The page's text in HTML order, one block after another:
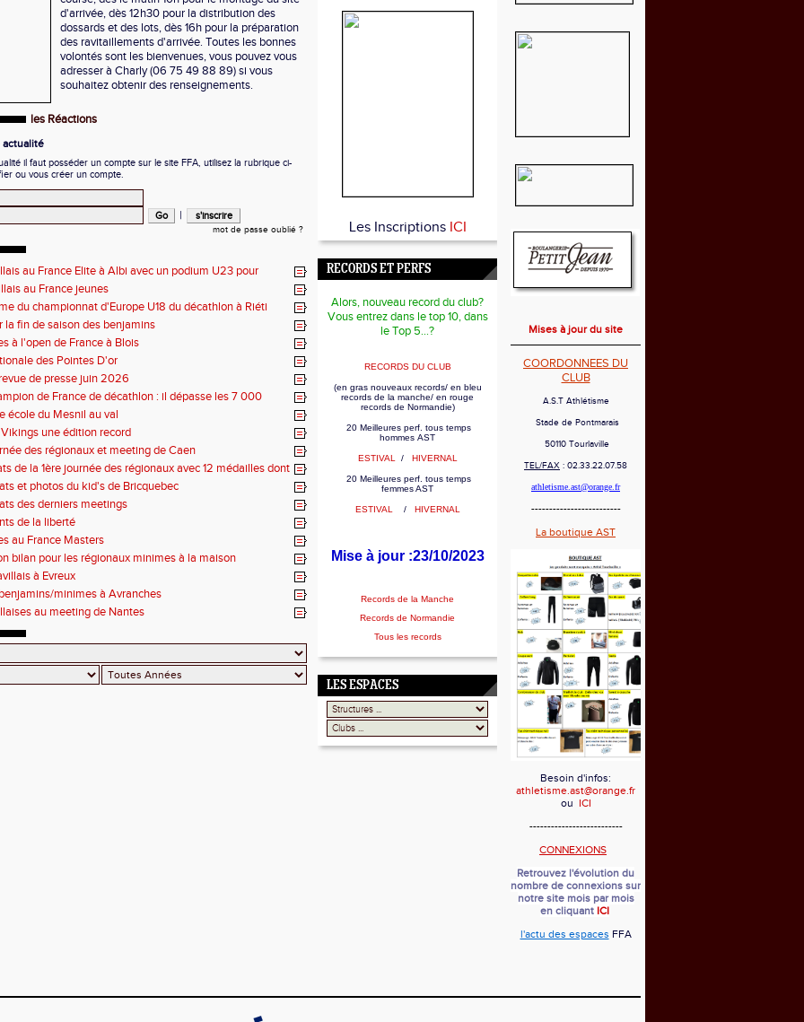
d'arrivée, dès 12h30 pour la distribution des
dossards et des lots, dès 16h pour la préparation
des ravitaillements d'arrivée. Toutes les bonnes
volontés sont les bienvenues, vous pouvez vous
adresser à Charly (06 75 49 88 89) si vous
souhaitez obtenir des renseignements.
les Réactions
actualité
il faut posséder un compte sur le site FFA, utilisez la rubrique ci-
ou vous créer un compte.
|
mot de passe oublié ?
au France Elite à Albi avec un podium U23 pour
au France jeunes
du championnat d'Europe U18 du décathlon à Riéti
la fin de saison des benjamins
à l'open de France à Blois
des Pointes D'or
de presse juin 2026
de France de décathlon : il dépasse les 7 000
école du Mesnil au val
une édition record
des régionaux et meeting de Caen
de la 1ère journée des régionaux avec 12 médailles dont
et photos du kid's de Bricquebec
des derniers meetings
de la liberté
au France Masters
bilan pour les régionaux minimes à la maison
à Evreux
minimes à Avranches
au meeting de Nantes
Les Inscriptions ICI
RECORDS ET PERFS
Alors, nouveau record du club?
Vous entrez dans le top 10, dans
le Top 5...?
RECORDS DU CLUB
(en gras nouveaux records/ en bleu
records de la manche/ en rouge
records de Normandie)
20 Meilleures perf. tous temps
hommes AST
ESTIVAL / HIVERNAL
20 Meilleures perf. tous temps
femmes AST
ESTIVAL / HIVERNAL
Mise à jour :23/10/2023
Records de la Manche
Records de Normandie
Tous les records
LES ESPACES
Mises à jour du site
COORDONNEES DU
CLUB
A.S.T Athlétisme
Stade de Pontmarais
50110 Tourlaville
TEL/FAX : 02.33.22.07.58
athletisme.ast@orange.fr
-------------------------
La boutique AST
Besoin d'infos:
athletisme.ast@orange.fr
ou ICI
--------------------------
CONNEXIONS
Retrouvez l'évolution du
nombre de connexions sur
notre site mois par mois
en cliquant ICI
l'actu des espaces FFA